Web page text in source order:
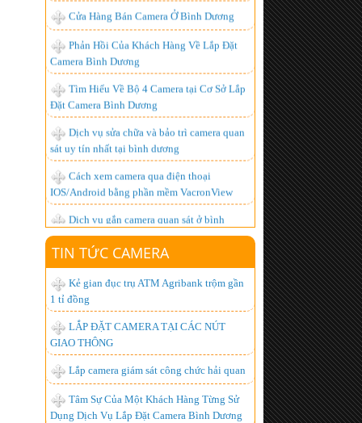
Camera Bình Dương
Tìm Hiểu Về Bộ 4 Camera tại Cơ Sở Lắp
Đặt Camera Bình Dương
Dịch vụ sửa chữa và bảo trì camera quan
sát uy tín nhất tại bình dương
Cách xem camera qua điện thoại
IOS/Android bằng phần mềm VacronView
Dịch vụ gắn camera quan sát ở bình
dương - uy tín, chất lượng cao
BỘ ĐÀM GIÁ RẺ, CHUYÊN DỤNG,
CHẤT LƯỢNG NHẤT HIỆN NAY
Lắp đặt camera giá bao nhiêu là hợp lý
Hơn 1.000 khách hàng đã trở thành
người tiêu dùng thông minh, còn bạn thì sao?
Lắp đặt camera quan sát góc rộng xem
Chuyên Lắp đặt camera tại kcn đồng nai
- chất lượng nhất
TIN TỨC CAMERA
Kẻ gian đục trụ ATM Agribank trộm gần
1 tỉ đồng
LẮP ĐẶT CAMERA TẠI CÁC NÚT
GIAO THÔNG
Lắp camera giám sát công chức hải quan
Tâm Sự Của Một Khách Hàng Từng Sử
Dụng Dịch Vụ Lắp Đặt Camera Bình Dương